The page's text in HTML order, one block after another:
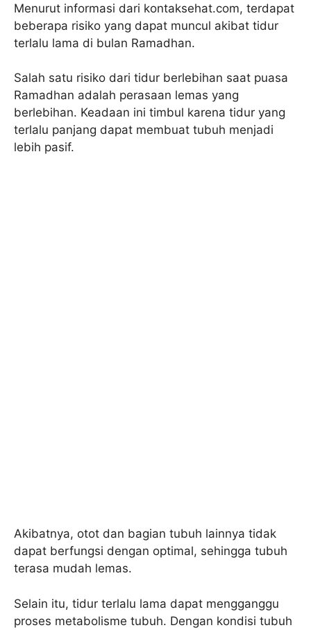
Menurut informasi dari kontaksehat.com, terdapat
beberapa risiko yang dapat muncul akibat tidur
terlalu lama di bulan Ramadhan.
Salah satu risiko dari tidur berlebihan saat puasa
Ramadhan adalah perasaan lemas yang
berlebihan. Keadaan ini timbul karena tidur yang
terlalu panjang dapat membuat tubuh menjadi
lebih pasif.
Akibatnya, otot dan bagian tubuh lainnya tidak
dapat berfungsi dengan optimal, sehingga tubuh
terasa mudah lemas.
Selain itu, tidur terlalu lama dapat mengganggu
proses metabolisme tubuh. Dengan kondisi tubuh